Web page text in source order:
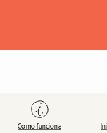
Como funciona